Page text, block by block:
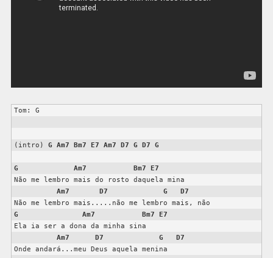
Tom: G
(intro) G Am7 Bm7 E7 Am7 D7 G D7 G
G Am7 Bm7
E7
Não me lembro mais do rosto daquela mina
Am7
D7 G
D7
G
Am7 Bm7
E7
Ela ia ser a dona da minha sina
Am7
D7 G
D7
Onde andará...meu Deus aquela menina